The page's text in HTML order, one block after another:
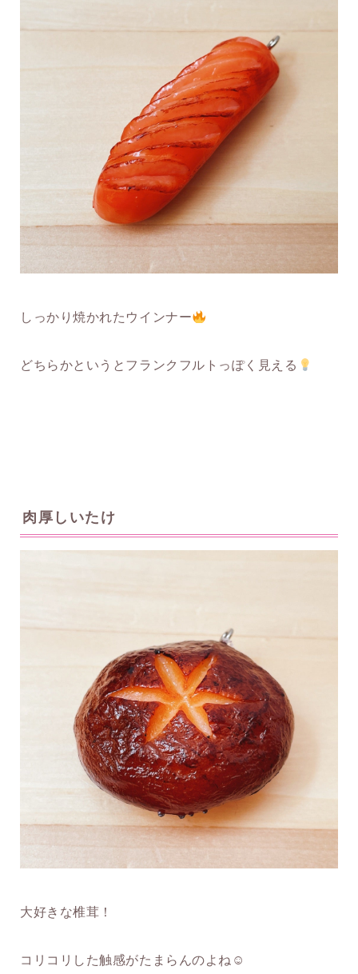
しっかり焼かれたウインナー
どちらかというとフランクフルトっぽく見える
肉厚しいたけ
大好きな椎茸！
コリコリした触感がたまらんのよね☺